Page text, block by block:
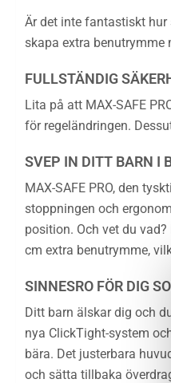
Är det inte fantastiskt hur
skapa extra benutrymme
FULLSTÄNDIG
Lita på att MAX-SAFE
för regeländringen.
SVEP IN DITT BARN I
MAX-SAFE PRO, den
stoppningen och
position. Och vet du
cm extra benutrymme,
SINNESRO FÖR DIG
Ditt barn älskar dig och
nya ClickTight-system
bära. Det justerbara
och sätta tillbaka